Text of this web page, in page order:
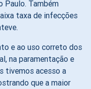
Paulo. Também
taxa de infecções
e ao uso correto dos
na paramentação e
tivemos acesso a
que a maior